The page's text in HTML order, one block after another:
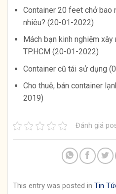
Container 20 feet chở bao
nhiêu? (20-01-2022)
Mách bạn kinh nghiệm
TP.HCM (20-01-2022)
Container cũ tái sử dụng
Cho thuê, bán container
2019)
Đánh giá
This entry was posted in Tin